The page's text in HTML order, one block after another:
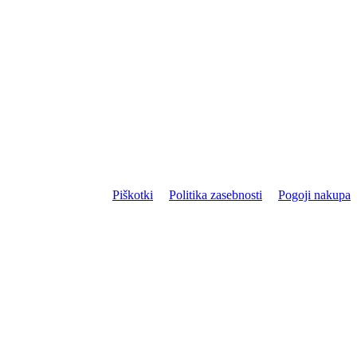
Piškotki
Politika zasebnosti Pogoji nakupa